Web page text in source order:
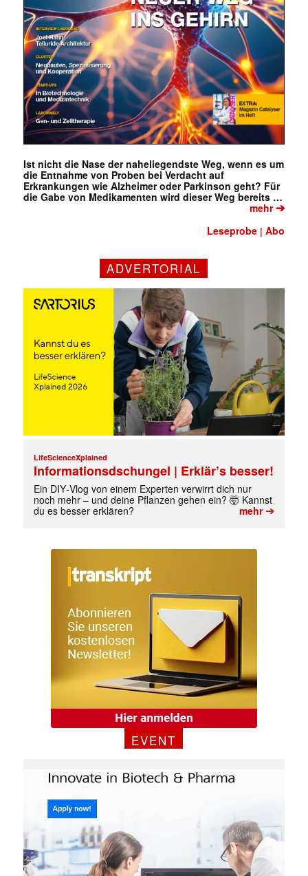
Mit dem |transkript-Newsletter
jede Woche aktuell informiert.
(erforderlich)
Ist nicht die Nase der naheliegendste Weg, wenn es um
die Entnahme von Proben bei Verdacht auf
Erkrankungen wie Alzheimer oder Parkinson geht? Für
die Gabe von Medikamenten wird dieser Weg bereits …
mehr➔
Leseprobe |Abo
ADVERTORIAL
LifeScienceXplained
Informationsdschungel | Erklär’s besser!
Ein DIY‑Vlog von einem Experten verwirrt dich nur
noch mehr – und deine Pflanzen gehen ein? 🤯 Kannst
du es besser erklären?
mehr➔
EVENT